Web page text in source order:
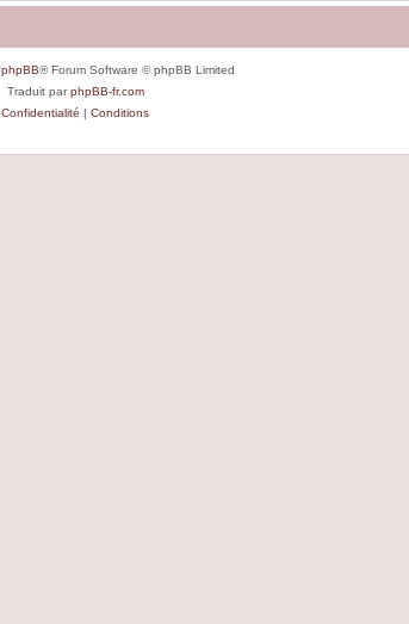
phpBB® Forum Software © phpBB Limited
Traduit parphpBB-fr.com
Confidentialité | Conditions